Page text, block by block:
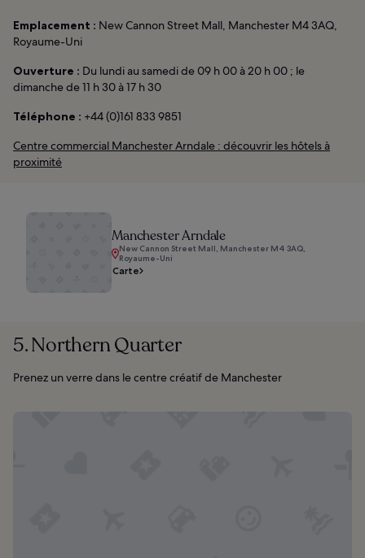
Emplacement : New Cannon Street Mall, Manchester M4 3AQ,
Royaume-Uni
Ouverture : Du lundi au samedi de 09 h 00 à 20 h 00 ; le
dimanche de 11 h 30 à 17 h 30
Téléphone : +44 (0)161 833 9851
Centre commercial Manchester Arndale : découvrir les hôtels à
proximité
Manchester Arndale
New Cannon Street Mall, Manchester M4 3AQ,
Royaume-Uni
Carte
5. Northern Quarter
Prenez un verre dans le centre créatif de Manchester